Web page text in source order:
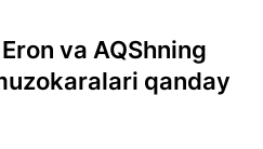
va AQShning
qanday